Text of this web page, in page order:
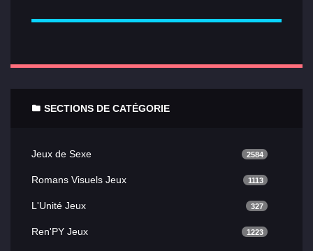
SECTIONS DE CATÉGORIE
Jeux de Sexe 2584
Romans Visuels Jeux 1113
L'Unité Jeux 327
Ren'PY Jeux 1223